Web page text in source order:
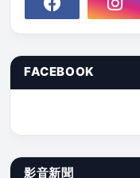
FACEBOOK
影音新聞